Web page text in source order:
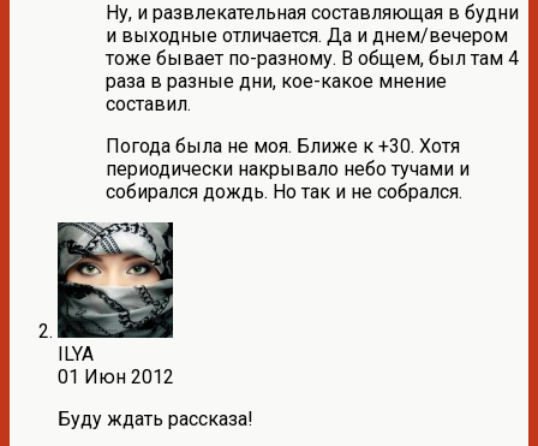
Ну, и развлекательная составляющая в будни
и выходные отличается. Да и днем/вечером
тоже бывает по-разному. В общем, был там 4
раза в разные дни, кое-какое мнение
составил.
Погода была не моя. Ближе к +30. Хотя
периодически накрывало небо тучами и
собирался дождь. Но так и не собрался.
ILYA
01 Июн 2012
Буду ждать рассказа!